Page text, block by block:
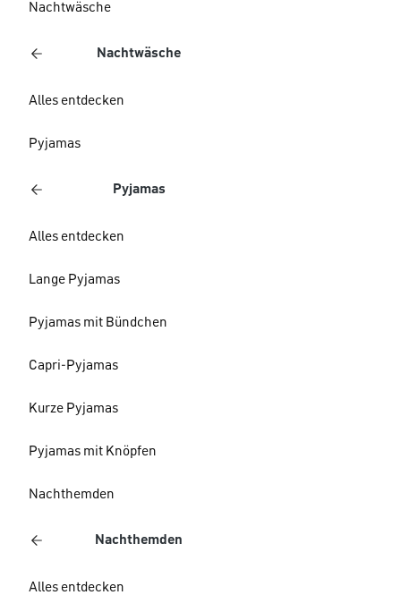
Nachtwäsche
Nachtwäsche
Alles entdecken
Pyjamas
Pyjamas
Alles entdecken
Lange Pyjamas
Pyjamas mit Bündchen
Capri-Pyjamas
Kurze Pyjamas
Pyjamas mit Knöpfen
Nachthemden
Nachthemden
Alles entdecken